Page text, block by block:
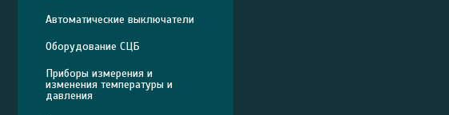
Автоматические выключатели
Оборудование СЦБ
Приборы измерения и
изменения температуры и
давления